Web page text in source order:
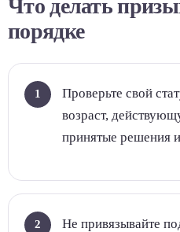
Что делать
порядке
Проверьте свой
возраст,
принятые решения
Не привязывайте